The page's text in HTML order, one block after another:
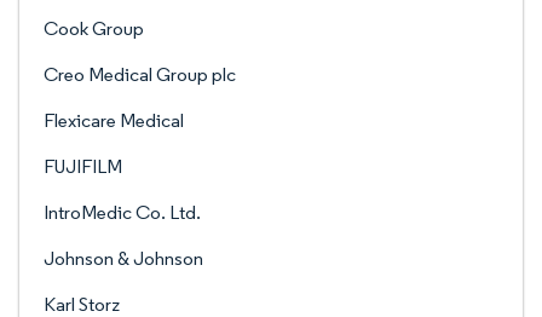
Cook Group
Creo Medical Group plc
Flexicare Medical
FUJIFILM
IntroMedic Co. Ltd.
Johnson & Johnson
Karl Storz